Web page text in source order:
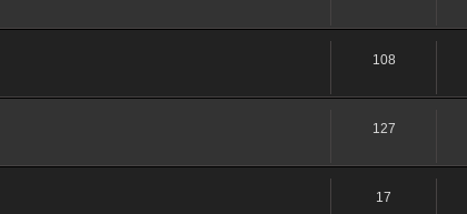
108
127
17